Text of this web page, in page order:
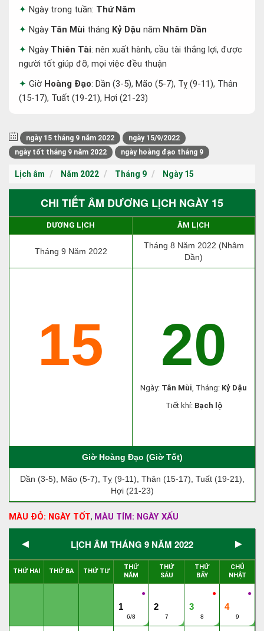
Ngày trong tuần: Thứ Năm
Ngày Tân Mùi tháng Kỷ Dậu năm Nhâm Dần
Ngày Thiên Tài: nên xuất hành, cầu tài thắng lợi, được
người tốt giúp đỡ, mọi việc đều thuận
Giờ Hoàng Đạo: Dần (3-5), Mão (5-7), Tỵ (9-11), Thân
(15-17), Tuất (19-21), Hợi (21-23)
ngày 15 tháng 9 năm 2022
ngày 15/9/2022
ngày tốt tháng 9 năm 2022
ngày hoàng đạo tháng 9
Lịch âm Năm 2022 Tháng 9 Ngày 15
CHI TIẾT ÂM DƯƠNG LỊCH NGÀY 15
DƯƠNG LỊCH ÂM LỊCH
Tháng 9 Năm 2022
Tháng 8 Năm 2022 (Nhâm
Dần)
15 20
Ngày: Tân Mùi, Tháng: Kỷ Dậu
Tiết khí: Bạch lộ
Giờ Hoàng Đạo (Giờ Tốt)
Dần (3-5), Mão (5-7), Tỵ (9-11), Thân (15-17), Tuất (19-21),
Hợi (21-23)
MÀU ĐỎ: NGÀY TỐT, MÀU TÍM: NGÀY XẤU
◄ LỊCH ÂM THÁNG 9 NĂM 2022 ►
THỨ HAI THỨ BA THỨ TƯ
THỨ
NĂM
THỨ
SÁU
THỨ
BẨY
CHỦ
NHẬT
●
1
6/8
2
7
●
3
8
●
4
9